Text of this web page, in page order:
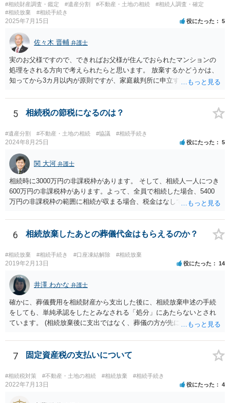
#相続財産調査・鑑定 #遺産分割 #不動産・土地の相続
#相続人調査・確定
#相続放棄
#相続手続き
2025年7月15日 役にたった 5
佐々木 晋輔 弁護士
実のお父様ですので、できればお父様が住んでおられたマンションの
処理をされる方向で考えられたらと思います。 放棄するかどうかは、
知ってから3カ月以内が原則ですが、家庭裁判所に申立すれば3カ月の
放棄するかどうか決めることができます。 銀行やサラ金が数年も放置
することはありませんので、数年後に借金が発見される可能性はほぼ
ありません。 なお、私が扱った相続放棄を検討していた案件で、期間
伸長して調査したところ、サラ金に対する過払金など相当な財産が見
つかったため相続したという事例がありました。
5 相続税の節税になるのは？
#遺産分割 #不動産・土地の相続 #協議 #相続手続き
2024年8月25日 役にたった 5
関 大河 弁護士
相続時に3000万円の非課税枠があります。 そして、相続人一人につき
600万円の非課税枠があります。よって、全員で相続した場合、5400
万円の非課税枠の範囲に相続が収まる場合、税金はなしです。 一人が
範囲となります。 一般的には、全員で相続する方が税金はお得です。
また、全員で相続しても、話し合いの結果、親がすべて相続と決める
こともできます。この場合でも相続の非課税枠は、全員で相続した540
0万円分使えます。 父が亡くなり、母が全部相続すると、母から三人
で相続する際は、4800万円が非課税枠となります。 そうすると、母が
亡くなってから相続すると、両親のどちらかが亡くなってから相続す
るより非課税の枠が減少します。 計画的に相続をするのがおすすめと
いうことになります。これ以外にも気をつける点はあるかもしれませ
んので、一度相談して想定するのがおすすめと思います。
6 相続放棄したあとの葬儀代金はもらえるのか？
#相続放棄 #相続手続き #口座凍結解除 #相続放棄
2019年2月13日 役にたった 14
井澤 わかな 弁護士
確かに、葬儀費用を相続財産から支出した後に、相続放棄申述の手続
をしても、単純承認をしたとみなされる「処分」にあたらないとされ
ています。 (相続放棄後に支出ではなく、葬儀の方が先に来るのが通常
述の手続ということだと思いますが) ただ、葬儀費用ならいくらでもよ
いということではなく、身分相応の、社会的儀式として当然認められ
る程度の金額に留まると考えた方がよいです。 もし、相続人の皆さん
に葬儀費用を支出する経済力がなく、質素な葬儀を行った費用であれ
ば相続財産から支出しても単純承認と認められない可能性が高いの
7 固定資産税の支払いについて
#相続税対策 #不動産・土地の相続 #相続放棄 #相続手続き
2022年7月13日 役にたった 4